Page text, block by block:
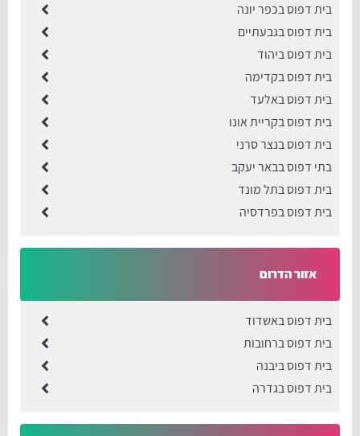
בית דפוס בכפר יונה
בית דפוס בגבעתיים
בית דפוס ביהוד
בית דפוס בקדימה
בית דפוס באלעד
בית דפוס בקריית אונו
בית דפוס בנצר סרני
בתי דפוס בבאר יעקב
בית דפוס בתל מונד
בית דפוס בפרדסיה
אזור הדרום
בית דפוס באשדוד
בית דפוס ברחובות
בית דפוס ביבנה
בית דפוס בגדרה